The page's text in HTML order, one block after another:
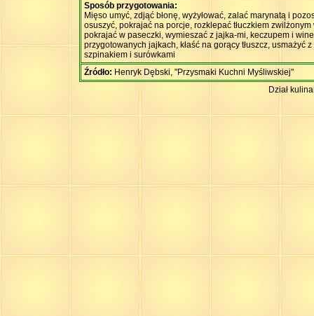
Sposób przygotowania:
Mięso umyć, zdjąć błonę, wyżyłować, zalać marynatą i
osuszyć, pokrajać na porcje, rozklepać tłuczkiem
pokrajać w paseczki, wymieszać z jajka-mi, keczupem i
przygotowanych jajkach, kłaść na gorący tłuszcz, usmażyć
szpinakiem i surówkami
Źródło: Henryk Dębski, "Przysmaki Kuchni Myśliwskiej"
Dział